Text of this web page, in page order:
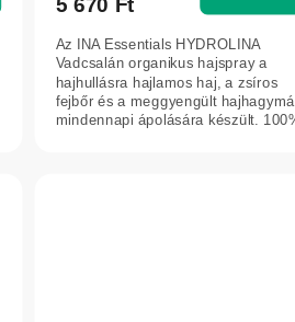
Az INA Essentials HYDROLINA
Vadcsalán organikus hajspray a
hajhullásra hajlamos haj, a zsíros
fejbőr és a meggyengült
mindennapi ápolására készült.